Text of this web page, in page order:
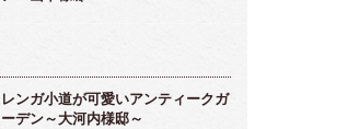
レンガ小道が可愛いアンティークガ
ーデン～大河内様邸～